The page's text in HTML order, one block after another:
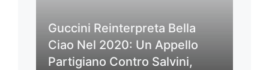
Guccini Reinterpreta Bella
Ciao Nel 2020: Un Appello
Partigiano Contro Salvini,